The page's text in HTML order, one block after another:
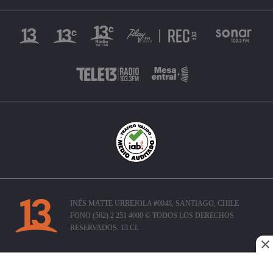
INÉS MATTE URREJOLA #0848, SANTIAGO, CHILE
FONO (562) 2 251 4000 © TODOS LOS DERECHOS
RESERVADOS. 13.CL